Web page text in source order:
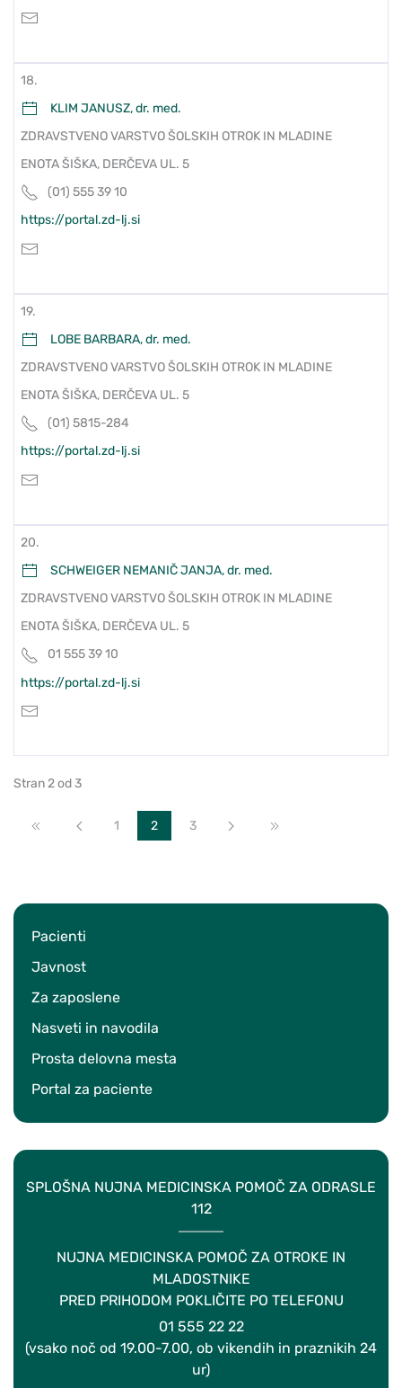
Pacienti
Javnost
Za zaposlene
Nasveti in navodila
Prosta delovna mesta
Portal za paciente
SPLOŠNA NUJNA MEDICINSKA POMOČ ZA ODRASLE
112
NUJNA MEDICINSKA POMOČ ZA OTROKE IN
MLADOSTNIKE
PRED PRIHODOM POKLIČITE PO TELEFONU
01 555 22 22
(vsako noč od 19.00-7.00, ob vikendih in praznikih 24
ur)
18.
KLIM JANUSZ, dr. med.
ZDRAVSTVENO VARSTVO ŠOLSKIH OTROK IN MLADINE
ENOTA ŠIŠKA, DERČEVA UL. 5
(01) 555 39 10
https://portal.zd-lj.si
19.
LOBE BARBARA, dr. med.
ZDRAVSTVENO VARSTVO ŠOLSKIH OTROK IN MLADINE
ENOTA ŠIŠKA, DERČEVA UL. 5
(01) 5815-284
https://portal.zd-lj.si
20.
SCHWEIGER NEMANIČ JANJA, dr. med.
ZDRAVSTVENO VARSTVO ŠOLSKIH OTROK IN MLADINE
ENOTA ŠIŠKA, DERČEVA UL. 5
01 555 39 10
https://portal.zd-lj.si
Stran 2 od 3
Začetek Nazaj1 2 3 Naprej